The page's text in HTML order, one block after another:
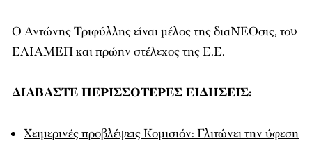
Ο Αντώνης Τριφύλλης είναι μέλος της διαΝΕΟσις, του
ΕΛΙΑΜΕΠ και πρώην στέλεχος της Ε.Ε.
ΔΙΑΒΑΣΤΕ ΠΕΡΙΣΣΟΤΕΡΕΣ ΕΙΔΗΣΕΙΣ:
Χειμερινές προβλέψεις Κομισιόν: Γλιτώνει την ύφεση